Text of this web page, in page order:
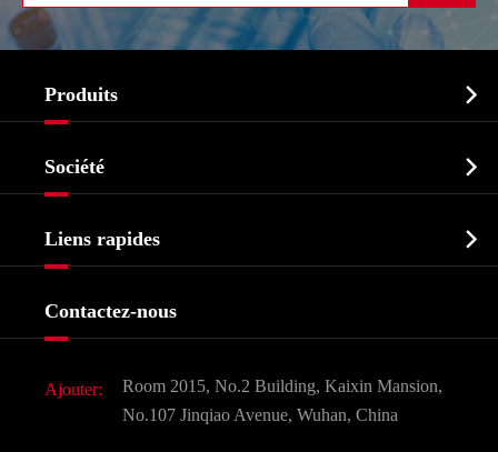
Produits 
Biochimique
Produits agrochimiques et intermédiaires
Ingrédients cosmétiques
Saveurs et parfums
Société 
Histoire de l'entreprise
Liens rapides 
Contactez-nous
Ajouter:
Room 2015, No.2 Building, Kaixin Mansion,
No.107 Jinqiao Avenue, Wuhan, China